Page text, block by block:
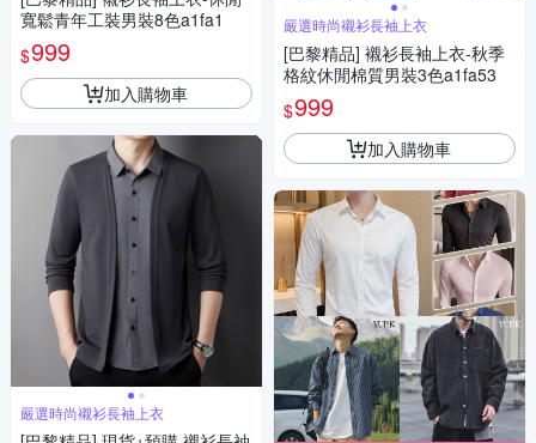
寬鬆青年工裝男裝8色a1fa1
$999
加入購物車
嚴選時尚襯衫長袖上衣
嚴選時尚襯衫長袖上衣
[巴黎精品] 襯衫長袖上衣-秋季
格紋休閒棉質男裝3色a1fa53
$999
加入購物車